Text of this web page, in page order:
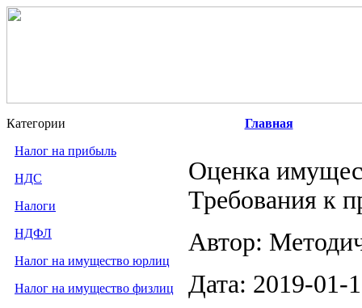
Категории
Налог на прибыль
НДС
Налоги
НДФЛ
Налог на имущество юрлиц
Налог на имущество физлиц
Главная
Оценка
Требования к
Автор:
Дата: 2019-01-